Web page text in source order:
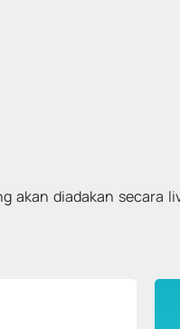
akan diadakan secara